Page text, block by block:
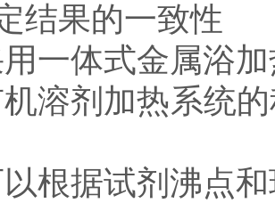
结果的一致性
一体式金属浴
溶剂加热系统
根据试剂沸点